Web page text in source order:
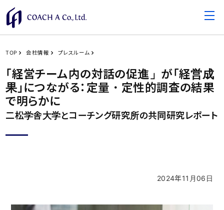
TOP 会社情報 プレスルーム
「経営チーム内の対話の促進」が「経営成
果」につながる：定量・定性的調査の結果
で明らかに
二松学舎大学とコーチング研究所の共同研究レポート
2024年11月06日